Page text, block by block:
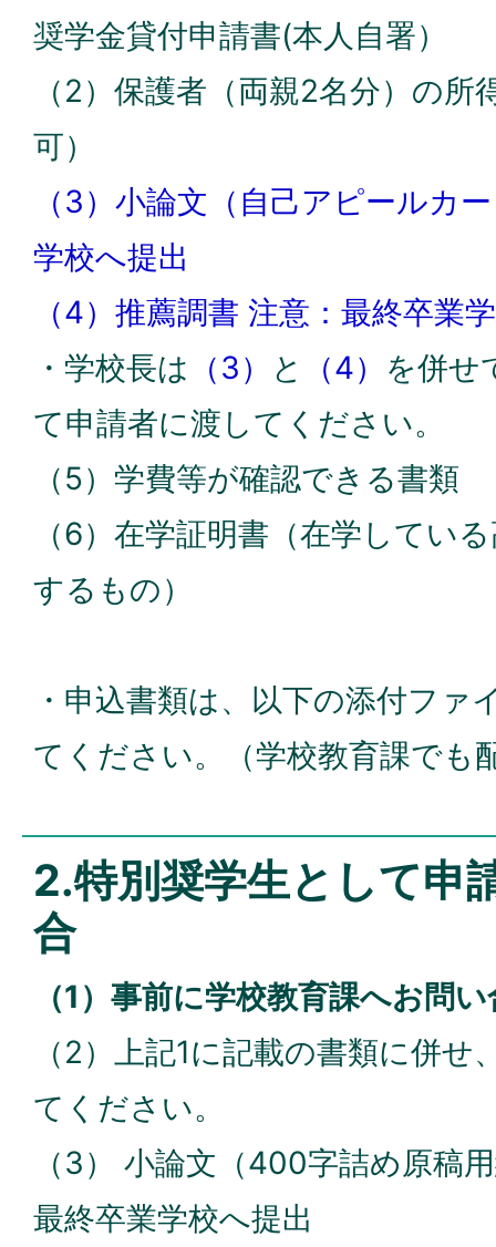
奨学金貸付申請書(本人自署）
（2）保護者（両親2名分）の所
可）
（3）小論文（自己アピールカ
学校へ提出
（4）推薦調書 注意：最終卒業
・学校長は （3） と （4） を併せ
て申請者に渡してください。
（5）学費等が確認できる書類
（6）在学証明書（在学してい
するもの）
・申込書類は、以下の添付ファ
てください。（学校教育課でも
2.特別奨学生として申
合
（1）事前に学校教育課へお問
（2）上記1に記載の書類に併
てください。
（3） 小論文（400字詰め原稿
最終卒業学校へ提出